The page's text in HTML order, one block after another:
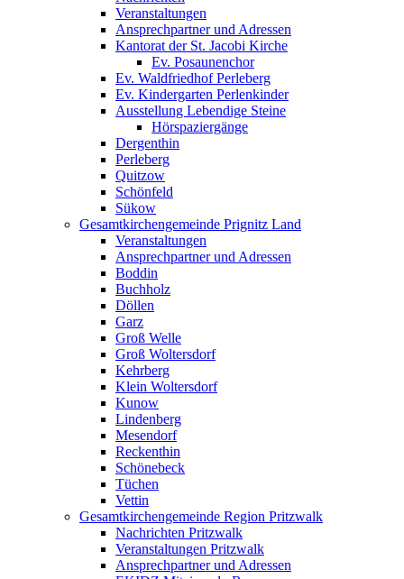
Veranstaltungen
Ansprechpartner und Adressen
Kantorat der St. Jacobi Kirche
Ev. Posaunenchor
Ev. Waldfriedhof Perleberg
Ev. Kindergarten Perlenkinder
Ausstellung Lebendige Steine
Hörspaziergänge
Dergenthin
Perleberg
Quitzow
Schönfeld
Sükow
Gesamtkirchengemeinde Prignitz Land
Veranstaltungen
Ansprechpartner und Adressen
Boddin
Buchholz
Döllen
Garz
Groß Welle
Groß Woltersdorf
Kehrberg
Klein Woltersdorf
Kunow
Lindenberg
Mesendorf
Reckenthin
Schönebeck
Tüchen
Vettin
Gesamtkirchengemeinde Region Pritzwalk
Nachrichten Pritzwalk
Veranstaltungen Pritzwalk
Ansprechpartner und Adressen